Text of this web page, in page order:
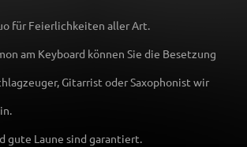
für Feierlichkeiten aller Art.
am Keyboard können Sie die Besetzung
Gitarrist oder Saxophonist wir
gute Laune sind garantiert.